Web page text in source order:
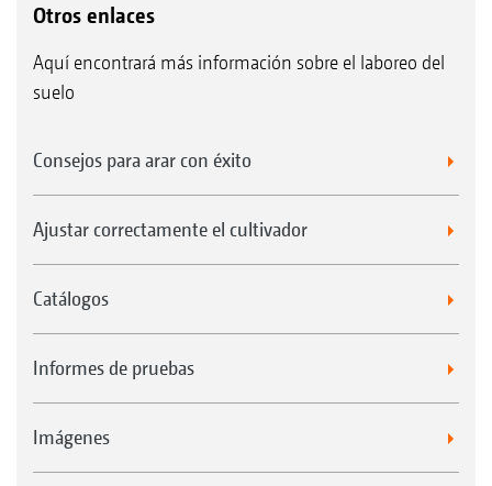
Otros enlaces
Aquí encontrará más información sobre el laboreo del
suelo
Consejos para arar con éxito
Ajustar correctamente el cultivador
Catálogos
Informes de pruebas
Imágenes